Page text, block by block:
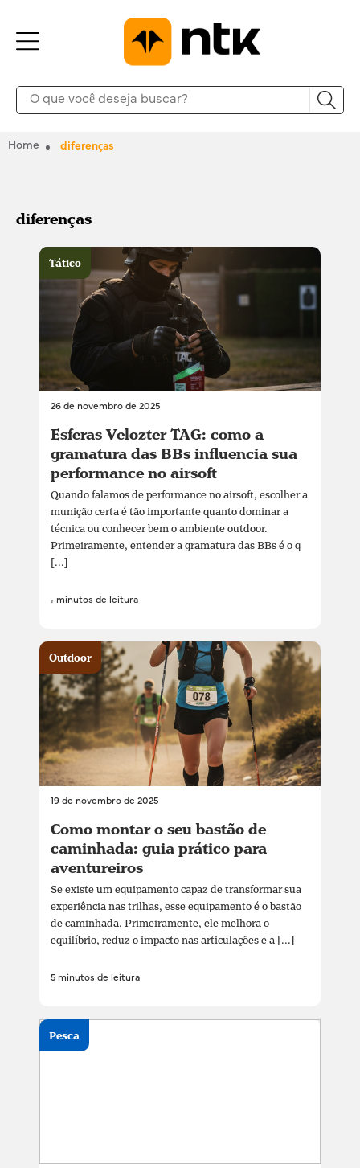
Home diferenças
diferenças
26 de novembro de 2025
Esferas Velozter TAG: como a
gramatura das BBs influencia sua
performance no airsoft
Quando falamos de performance no airsoft, escolher a
munição certa é tão importante quanto dominar a
técnica ou conhecer bem o ambiente outdoor.
Primeiramente, entender a gramatura das BBs é o q
[...]
4 minutos de leitura
Tático
19 de novembro de 2025
Como montar o seu bastão de
caminhada: guia prático para
aventureiros
Se existe um equipamento capaz de transformar sua
experiência nas trilhas, esse equipamento é o bastão
de caminhada. Primeiramente, ele melhora o
equilíbrio, reduz o impacto nas articulações e a [...]
5 minutos de leitura
Outdoor
Pesca